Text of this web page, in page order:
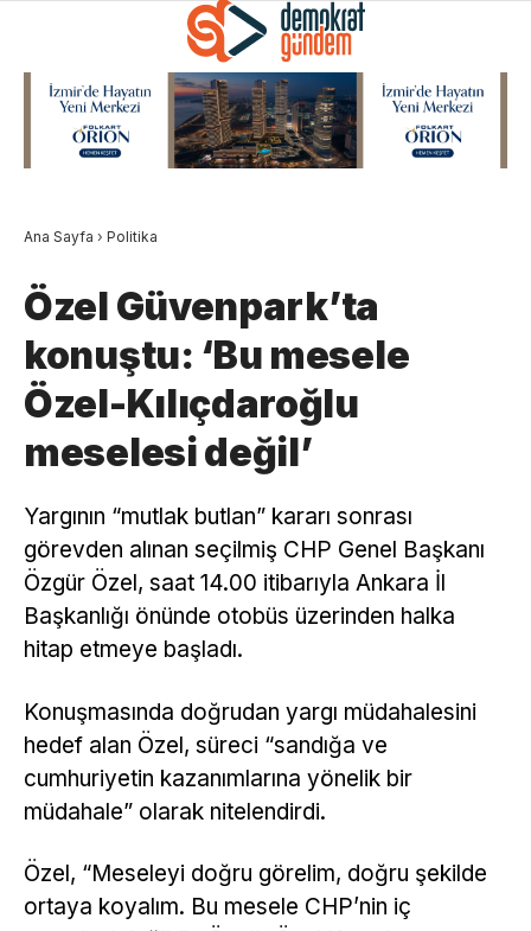
Ana Sayfa › Politika
Özel Güvenpark’ta
konuştu: ‘Bu mesele
Özel-Kılıçdaroğlu
meselesi değil’
Yargının “mutlak butlan” kararı sonrası
görevden alınan seçilmiş CHP Genel Başkanı
Özgür Özel, saat 14.00 itibarıyla Ankara İl
Başkanlığı önünde otobüs üzerinden halka
hitap etmeye başladı.
Konuşmasında doğrudan yargı müdahalesini
hedef alan Özel, süreci “sandığa ve
cumhuriyetin kazanımlarına yönelik bir
müdahale” olarak nitelendirdi.
Özel, “Meseleyi doğru görelim, doğru şekilde
ortaya koyalım. Bu mesele CHP’nin iç